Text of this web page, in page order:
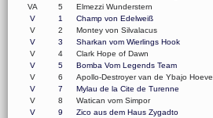
VA
5 Elmezzi Wunderstern
V
1 Champ von Edelweiß
V
2 Montey von Silvalacus
V
3 Sharkan vom Wierlings Hook
V
4 Clark Hope of Dawn
V
5 Bomba Vom Legends Team
V
6 Apollo-Destroyer van de Ybajo Hoeve
V
7 Mylau de la Cite de Turenne
V
8 Watican vom Simpor
V
9 Zico aus dem Haus Zygadto